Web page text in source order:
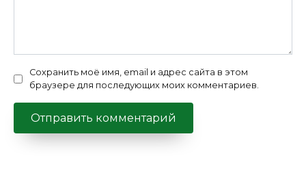
Сохранить моё имя, email и адрес сайта в этом
браузере для последующих моих комментариев.